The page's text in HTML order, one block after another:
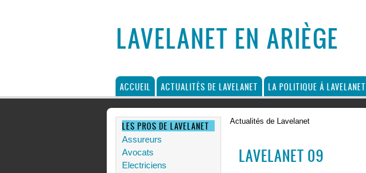
LAVELANET EN ARIÈGE
ACCUEIL ACTUALITÉS DE LAVELANET LA POLITIQUE À LAVELANET
LES PROS DE LAVELANET
Assureurs
Avocats
Electriciens
Actualités de Lavelanet
LAVELANET 09